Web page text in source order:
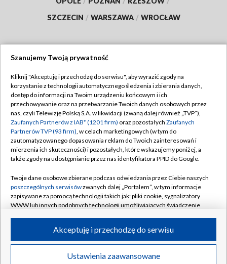
SZCZECIN / WARSZAWA / WROCŁAW
TVP
Abonament TVP
Emisja w TVP
Centrum informacji TVP
Naziemna Telewizja Cyfrowa
Rada Programowa
System NOS
Informacje o nadawcy
Program dla prasy
Regulamin TVP
Polityka prywatności
Moje zgody
Pomoc
Kontakt
Kanały
©2026 Telewizja Polska S.A. w likwidacji
Szanujemy Twoją prywatność
Kliknij "Akceptuję i przechodzę do serwisu", aby wyrazić zgody na
korzystanie z technologii automatycznego śledzenia i zbierania danych,
dostęp do informacji na Twoim urządzeniu końcowym i ich
przechowywanie oraz na przetwarzanie Twoich danych osobowych przez
nas, czyli Telewizję Polską S.A. w likwidacji (zwaną dalej również „TVP”),
Zaufanych Partnerów z IAB* (1201 firm) oraz pozostałych Zaufanych
Partnerów TVP (93 firm), w celach marketingowych (w tym do
zautomatyzowanego dopasowania reklam do Twoich zainteresowań i
mierzenia ich skuteczności) i pozostałych, które wskazujemy poniżej, a
także zgody na udostępnianie przez nas identyfikatora PPID do Google.
Twoje dane osobowe zbierane podczas odwiedzania przez Ciebie naszych
poszczególnych serwisówzwanych dalej „Portalem”, w tym informacje
zapisywane za pomocą technologii takich jak: pliki cookie, sygnalizatory
WWW lub innych podobnych technologii umożliwiających świadczenie
ruchu w Internecie.
Twoje dane osobowe zbierane podczas odwiedzania przez Ciebie
poszczególnych serwisówna Portalu, takie jak adresy IP, identyfikatory
Ustawienia zaawansowane
Akceptuję i przechodzę do serwisu